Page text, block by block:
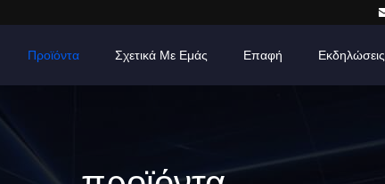
Προϊόντα Σχετικά Με Εμάς Επαφή Εκδηλώσεις